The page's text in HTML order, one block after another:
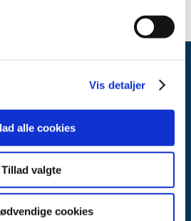
Vis detaljer
alle cookies
Tillad valgte
cookies